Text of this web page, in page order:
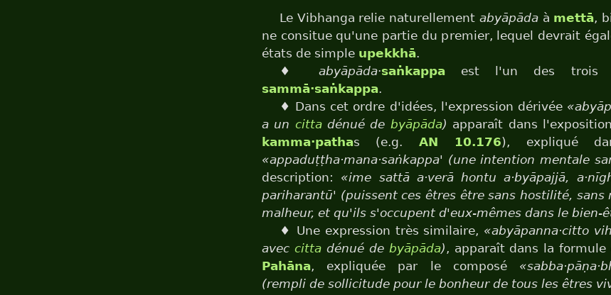
Le Vibhanga relie naturellement abyāpādaà mettā,
ne consitue qu'une partie du premier, lequel devrait
états de simple upekkhā.
♦ abyāpāda·saṅkappaest l'un des trois
sammā·saṅkappa.
♦ Dans cet ordre d'idées, l'expression dérivée
a un cittadénué de byāpāda) apparaît dans
kamma·pathas (e.g. AN 10.176), expliqué
«appaduṭṭha·mana·saṅkappa' (une intention mentale
description: «ime sattā a·verā hontu a·byāpajjā,
pariharantū' (puissent ces êtres être sans hostilité, sans
malheur, et qu'ils s'occupent d'eux-mêmes dans le bien-
♦ Une expression très similaire, «abyāpanna·citto
avec cittadénué de byāpāda) , apparaît dans la formule
Pahāna, expliquée par le composé
(rempli de sollicitude pour le bonheur de tous les êtres